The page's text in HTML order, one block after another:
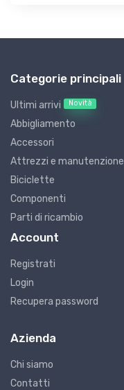
Categorie principali
Ultimi arrivi Novità
Abbigliamento
Accessori
Attrezzi e manutenzione
Biciclette
Componenti
Parti di ricambio
Account
Registrati
Login
Recupera password
Azienda
Chi siamo
Contatti